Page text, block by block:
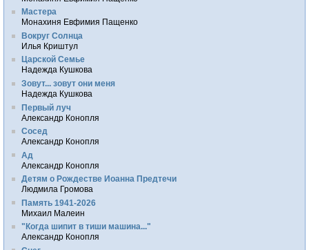
Мастера
Монахиня Евфимия Пащенко
Вокруг Солнца
Илья Криштул
Царской Семье
Надежда Кушкова
Зовут... зовут они меня
Надежда Кушкова
Первый луч
Александр Конопля
Сосед
Александр Конопля
Ад
Александр Конопля
Детям о Рождестве Иоанна Предтечи
Людмила Громова
Память 1941-2026
Михаил Малеин
"Когда шипит в тиши машина..."
Александр Конопля